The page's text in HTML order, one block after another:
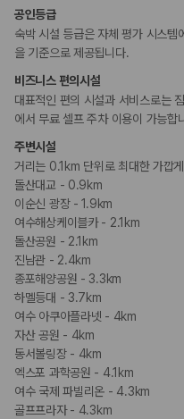
공인등급
숙박 시설 등급은 자체 평가 시스
을 기준으로 제공됩니다.
비즈니스 편의시설
대표적인 편의 시설과 서비스로는
에서 무료 셀프 주차 이용이 가능합
주변시설
거리는 0.1km 단위로 최대한 가깝
돌산대교 - 0.9km
이순신 광장 - 1.9km
여수해상케이블카 - 2.1km
돌산공원 - 2.1km
진남관 - 2.4km
종포해양공원 - 3.3km
하멜등대 - 3.7km
여수 아쿠아플라넷 - 4km
자산 공원 - 4km
동서볼링장 - 4km
엑스포 과학공원 - 4.1km
여수 국제 파빌리온 - 4.3km
골프프라자 - 4.3km